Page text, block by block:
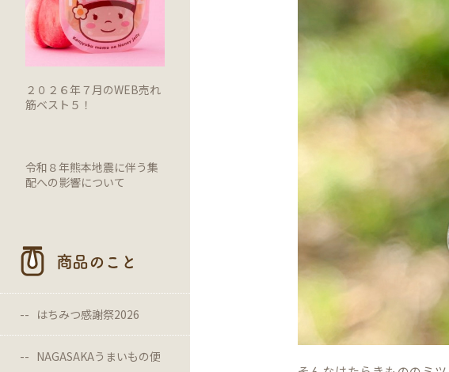
２０２６年７月のWEB売れ
筋ベスト５！
令和８年熊本地震に伴う集
配への影響について
商品のこと
はちみつ感謝祭2026
NAGASAKAうまいもの便